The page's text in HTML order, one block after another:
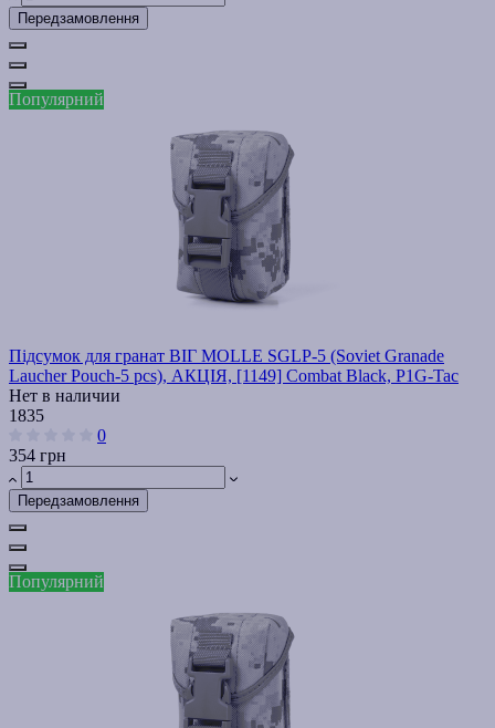
Передзамовлення
Популярний
Підсумок для гранат ВІГ MOLLE SGLP-5 (Soviet Granade
Laucher Pouch-5 pcs), АКЦІЯ, [1149] Combat Black, P1G-Tac
Нет в наличии
1835
0
354 грн
Передзамовлення
Популярний